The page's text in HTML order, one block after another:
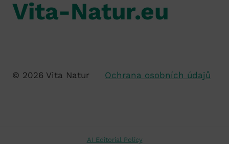
Vita-Natur.eu
© 2026 Vita Natur Ochrana osobních údajů
AI Editorial Policy